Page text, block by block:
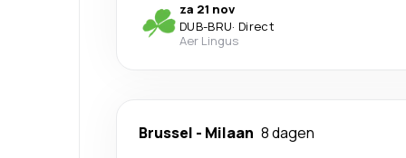
za 21 nov
DUB-BRU· Direct
Aer Lingus
Brussel - Milaan 8 dagen